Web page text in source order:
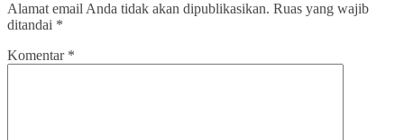
Alamat email Anda tidak akan dipublikasikan. Ruas yang wajib
ditandai *
Komentar *